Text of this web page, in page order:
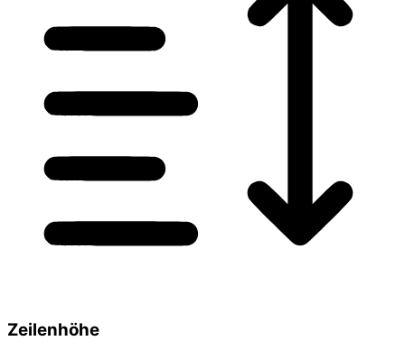
Zeilenhöhe